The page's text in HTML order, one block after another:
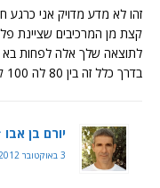
זהו לא מדע מדויק אני
קצת מן המרכיבים שציינת
בדרך כלל זה בין 80 לה 100 קלוריות
יורם בן אבו
3 באוקטובר 2012 בשעה 20:13